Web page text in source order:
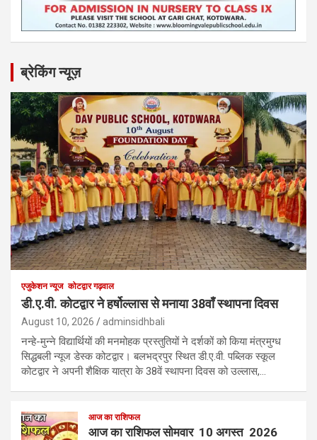
ब्रेकिंग न्यूज़
एजुकेशन न्‍यूज कोटद्वार गढ़वाल
डी.ए.वी. कोटद्वार ने हर्षोल्लास से मनाया 38वाँ स्थापना दिवस
August 10, 2026 adminsidhbali
नन्हे-मुन्ने विद्यार्थियों की मनमोहक प्रस्तुतियों ने दर्शकों को किया मंत्रमुग्ध
सिद्धबली न्यूज डेस्क कोटद्वार। बलभद्रपुर स्थित डी.ए.वी. पब्लिक स्कूल
कोटद्वार ने अपनी शैक्षिक यात्रा के 38वें स्थापना दिवस को उल्लास,…
आज का राशिफल
आज का राशिफल सोमवार 10 अगस्त 2026